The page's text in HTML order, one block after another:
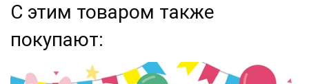
С этим товаром также
покупают: